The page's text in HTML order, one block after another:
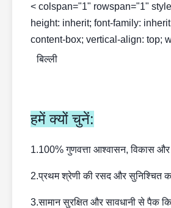
< colspan="1" rowspan="1"
height: inherit; font-family:
content-box; vertical-align: top;
बिल्ली
हमें क्यों चुनें:
1.100% गुणवत्ता आश्वासन, विकास
2.प्रथम श्रेणी की रसद और सुनिश्चित
3.सामान सुरक्षित और सावधानी से पैक